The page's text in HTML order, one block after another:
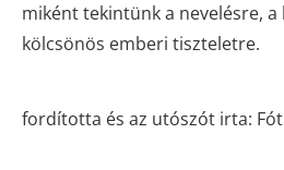
miként tekintünk a nevelésre, a
kölcsönös emberi tiszteletre.
fordította és az utószót irta: